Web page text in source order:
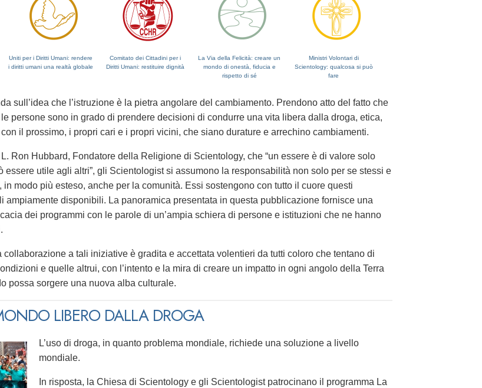
Uniti per i Diritti Umani: rendere
i diritti umani una realtà globale
Comitato dei Cittadini per i
Diritti Umani: restituire dignità
La Via della Felicità: creare un
mondo di onestà, fiducia e
rispetto di sé
Ministri Volontari di
Scientology: qualcosa si può
fare
sull’idea che l’istruzione è la pietra angolare del cambiamento. Prendono atto del fatto che
persone sono in grado di prendere decisioni di condurre una vita libera dalla droga, etica,
il prossimo, i propri cari e i propri vicini, che siano durature e arrechino cambiamenti.
Ron Hubbard, Fondatore della Religione di Scientology, che “un essere è di valore solo
essere utile agli altri”, gli Scientologist si assumono la responsabilità non solo per se stessi e
in modo più esteso, anche per la comunità. Essi sostengono con tutto il cuore questi
ampiamente disponibili. La panoramica presentata in questa pubblicazione fornisce una
dei programmi con le parole di un’ampia schiera di persone e istituzioni che ne hanno
collaborazione a tali iniziative è gradita e accettata volentieri da tutti coloro che tentano di
e quelle altrui, con l’intento e la mira di creare un impatto in ogni angolo della Terra
possa sorgere una nuova alba culturale.
LIBERO DALLA DROGA
L’uso di droga, in quanto problema mondiale, richiede una soluzione a livello
mondiale.
In risposta, la Chiesa di Scientology e gli Scientologist patrocinano il programma La